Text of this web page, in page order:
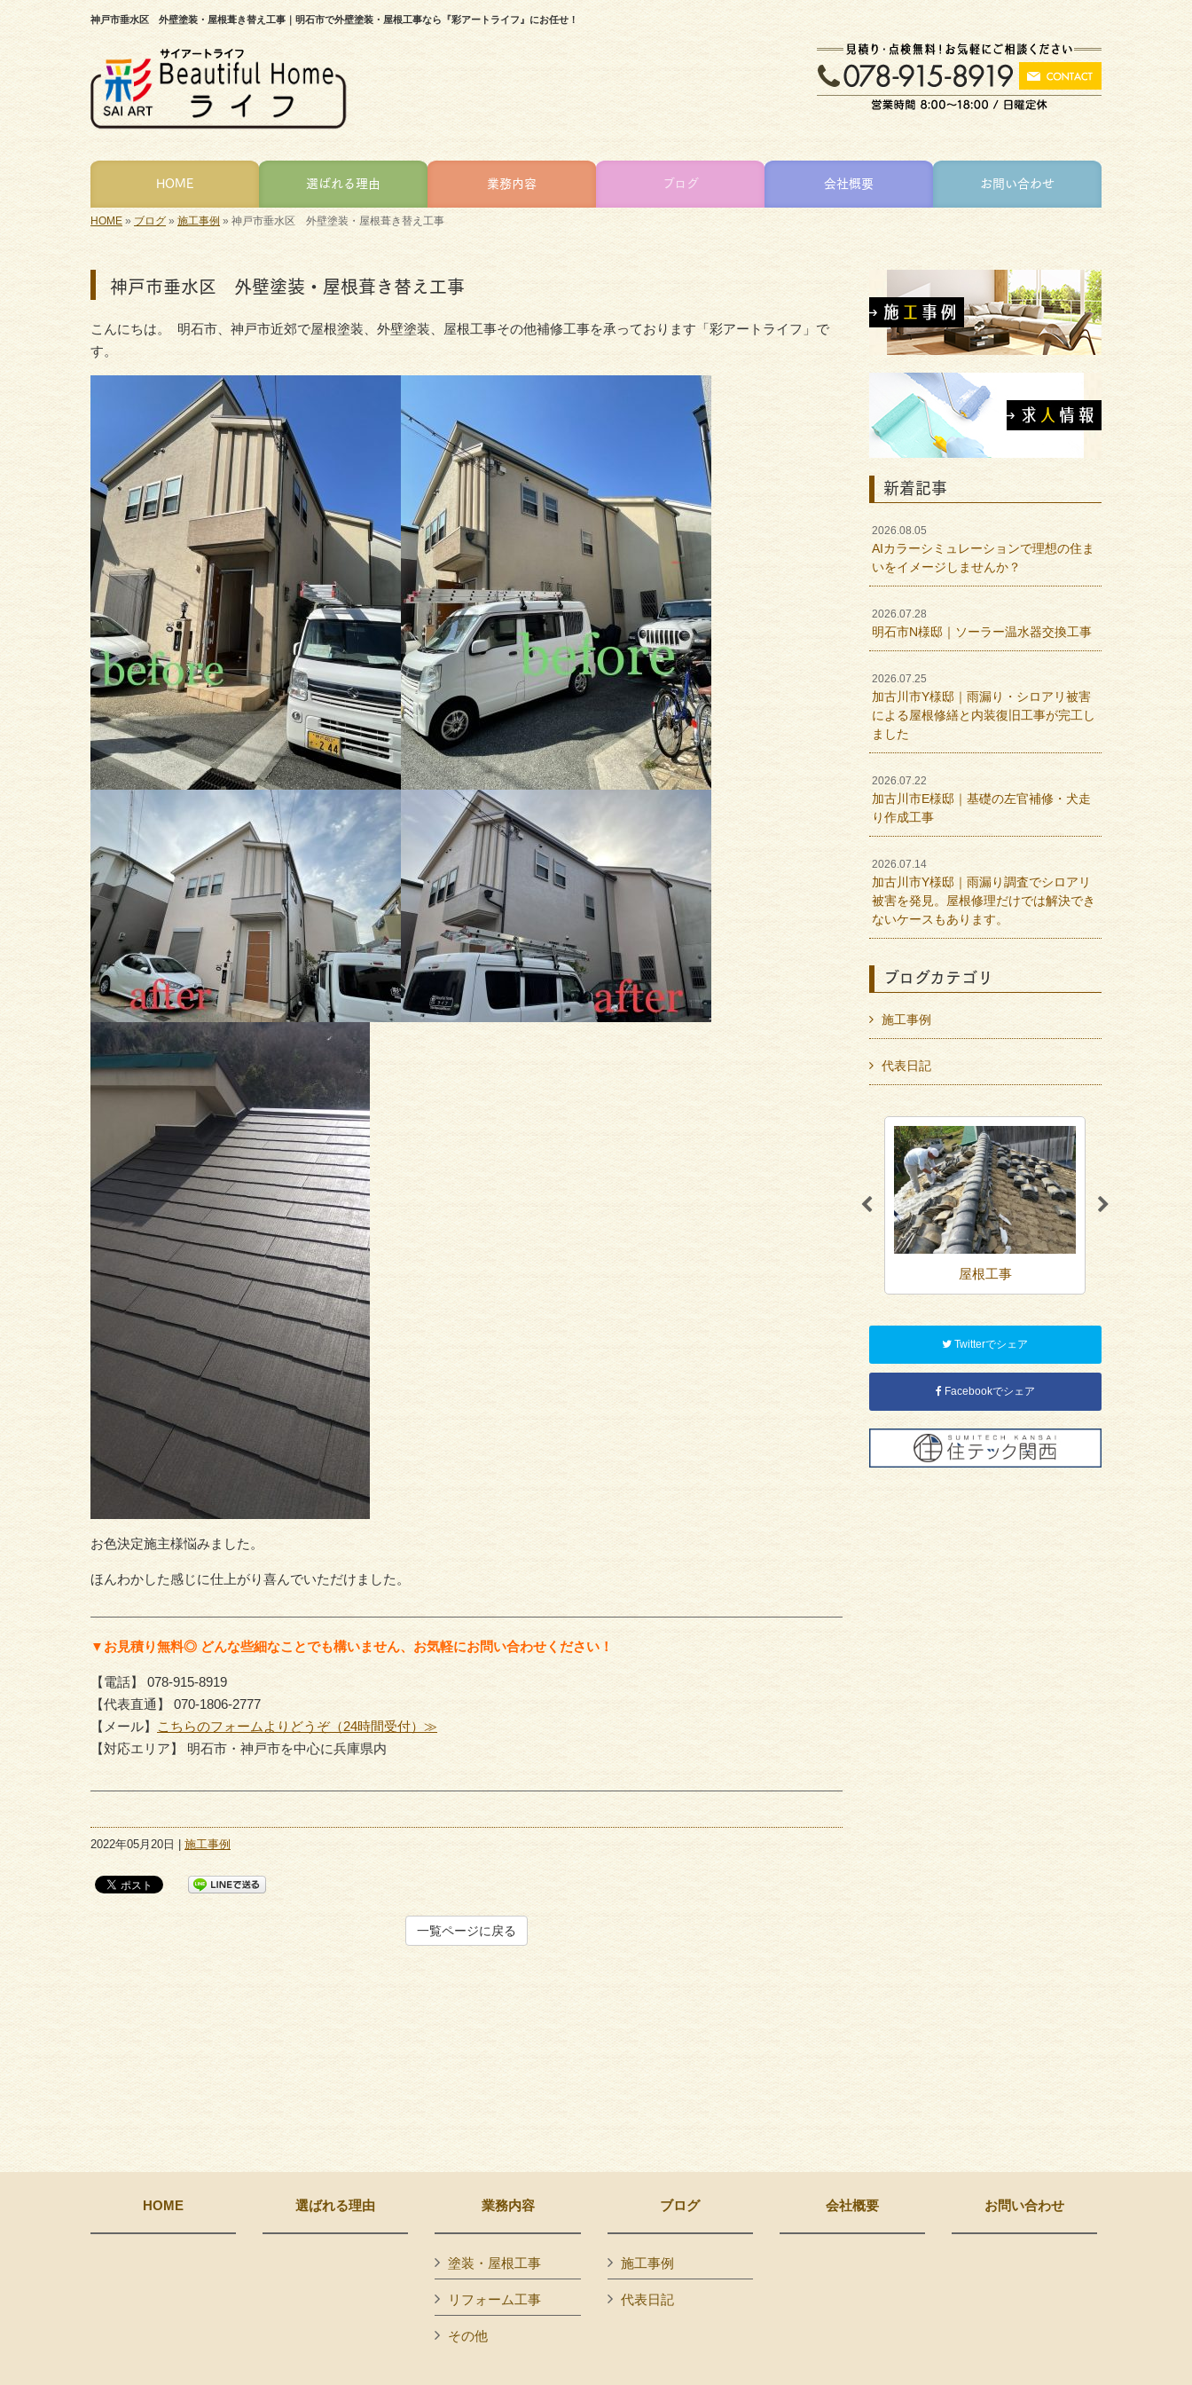
神戸市垂水区 外壁塗装・屋根葺き替え工事｜明石市で外壁塗装・屋根工事なら『彩アートライフ』にお任せ！
HOME 選ばれる理由 業務内容 ブログ 会社概要 お問い合わせ
HOME » ブログ» 施工事例 » 神戸市垂水区 外壁塗装・屋根葺き替え工事
神戸市垂水区 外壁塗装・屋根葺き替え工事
こんにちは。 明石市、神戸市近郊で屋根塗装、外壁塗装、屋根工事その他補修工事を承っております「彩アートライフ」で
す。
お色決定施主様悩みました。
ほんわかした感じに仕上がり喜んでいただけました。
▼お見積り無料◎ どんな些細なことでも構いません、お気軽にお問い合わせください！
【電話】 078-915-8919
【代表直通】 070-1806-2777
【メール】
こちらのフォームよりどうぞ（24時間受付）≫
【対応エリア】 明石市・神戸市を中心に兵庫県内
2022年05月20日 | 施工事例
一覧ページに戻る
新着記事
2026.08.05
AIカラーシミュレーションで理想の住ま
いをイメージしませんか？
2026.07.28
明石市N様邸｜ソーラー温水器交換工事
2026.07.25
加古川市Y様邸｜雨漏り・シロアリ被害
による屋根修繕と内装復旧工事が完工し
ました
2026.07.22
加古川市E様邸｜基礎の左官補修・犬走
り作成工事
2026.07.14
加古川市Y様邸｜雨漏り調査でシロアリ
被害を発見。屋根修理だけでは解決でき
ないケースもあります。
ブログカテゴリ
施工事例
代表日記
外壁・サイディング 外壁塗装 屋根工事 内装
Twitterでシェア
Facebookでシェア
HOME 選ばれる理由 業務内容
塗装・屋根工事
リフォーム工事
その他
ブログ
施工事例
代表日記
会社概要 お問い合わせ